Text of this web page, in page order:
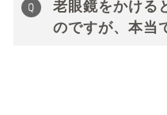
老眼鏡をかける
のですが、本当